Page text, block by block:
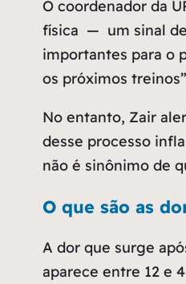
O coordenador da
física — um sinal
importantes para o
os próximos treinos”
No entanto, Zair
desse processo
não é sinônimo de
O que são as
A dor que surge
aparece entre 12 e